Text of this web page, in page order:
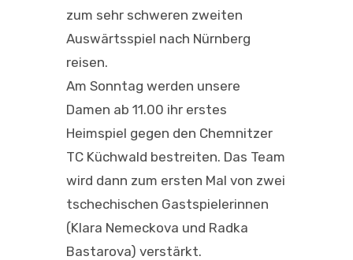
zum sehr schweren zweiten
Auswärtsspiel nach Nürnberg
reisen.
Am Sonntag werden unsere
Damen ab 11.00 ihr erstes
Heimspiel gegen den Chemnitzer
TC Küchwald bestreiten. Das Team
wird dann zum ersten Mal von zwei
tschechischen Gastspielerinnen
(Klara Nemeckova und Radka
Bastarova) verstärkt.